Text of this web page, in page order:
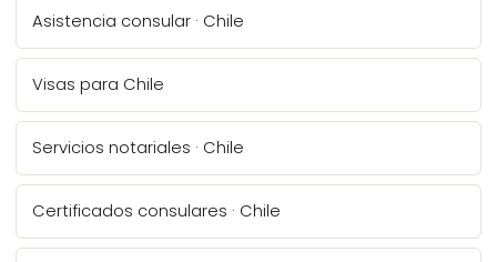
Asistencia consular · Chile
Visas para Chile
Servicios notariales · Chile
Certificados consulares · Chile